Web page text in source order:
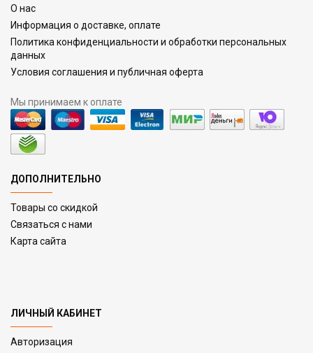
О нас
Информация о доставке, оплате
Политика конфиденциальности и обработки персональных
данных
Условия соглашения и публичная оферта
Мы принимаем к оплате
ДОПОЛНИТЕЛЬНО
Товары со скидкой
Связаться с нами
Карта сайта
ЛИЧНЫЙ КАБИНЕТ
Авторизация